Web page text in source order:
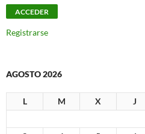
Registrarse
AGOSTO 2026
L M X J